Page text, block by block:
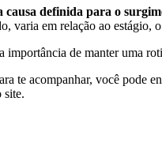
causa definida para o
varia em relação ao estágio,
importância de manter uma
te acompanhar, você pode
site.